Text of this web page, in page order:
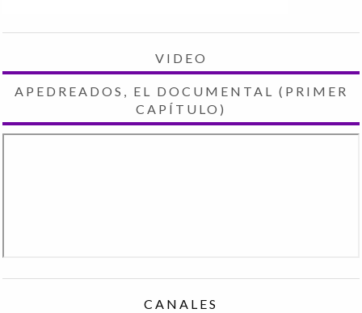
VIDEO
APEDREADOS, EL DOCUMENTAL (PRIMER
CAPÍTULO)
CANALES